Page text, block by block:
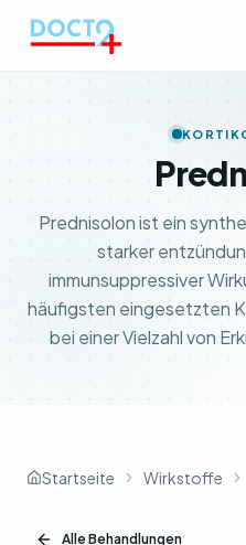
Prednisolon ist ein
starker
immunsuppressiver
häufigsten eingesetzten
bei einer Vielzahl von
Startseite Wirkstoffe
Alle Behandlungen